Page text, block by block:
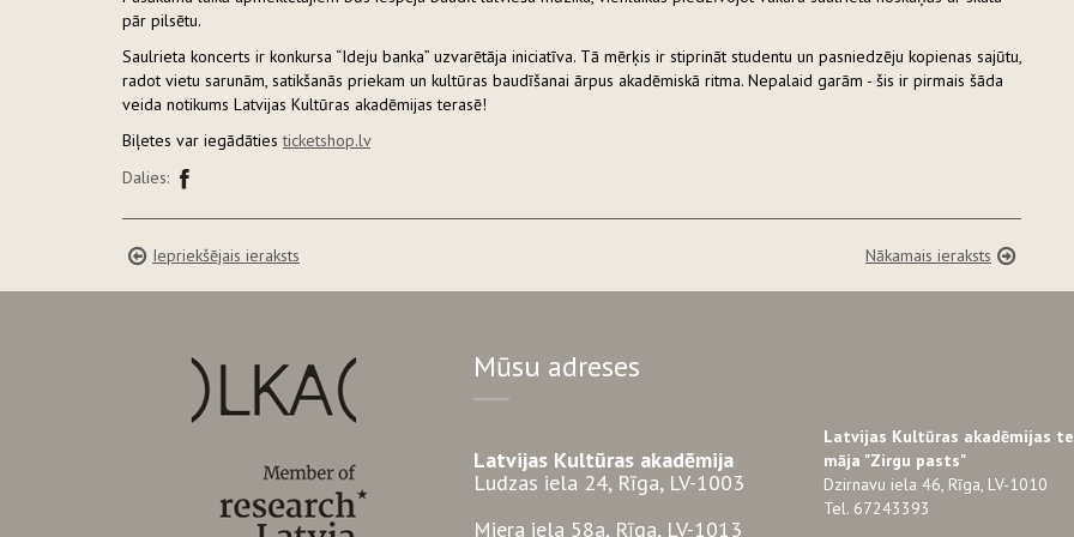
pār pilsētu.
Saulrieta koncerts ir konkursa “Ideju banka” uzvarētāja iniciatīva. Tā mērķis ir stiprināt studentu un pasniedzēju kopienas sajūtu,
radot vietu sarunām, satikšanās priekam un kultūras baudīšanai ārpus akadēmiskā ritma. Nepalaid garām - šis ir pirmais šāda
veida notikums Latvijas Kultūras akadēmijas terasē!
Biļetes var iegādātiesticketshop.lv
Dalies:
Iepriekšējais ieraksts Nākamais ieraksts
Mūsu adreses
Latvijas Kultūras akadēmija
Ludzas iela 24, Rīga, LV-1003
Miera iela 58a, Rīga, LV-1013
Latvijas Kultūras akadēmijas
māja "Zirgu pasts"
Dzirnavu iela 46, Rīga, LV-1010
Tel. 67243393